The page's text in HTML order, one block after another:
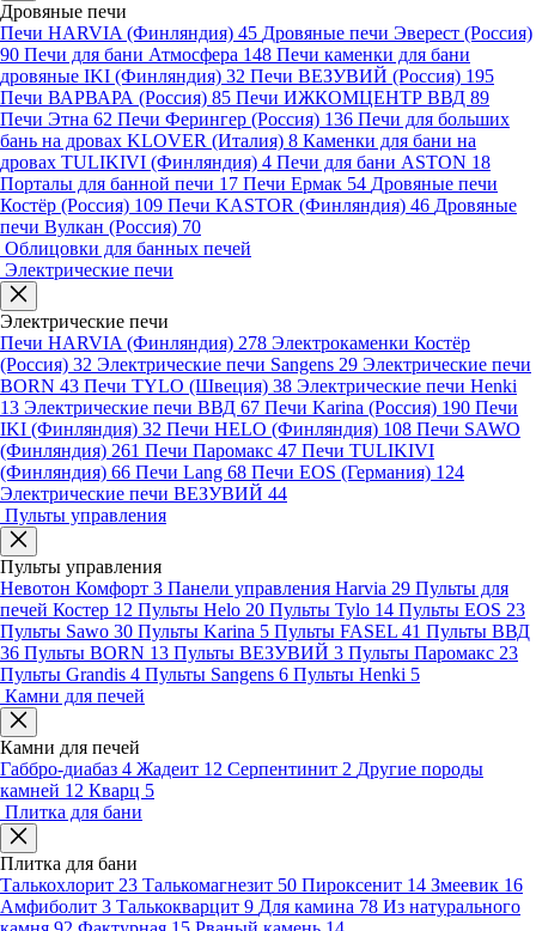
Дровяные печи
Печи HARVIA (Финляндия) 45 Дровяные печи Эверест (Россия)
90 Печи для бани Атмосфера 148 Печи каменки для бани
дровяные IKI (Финляндия) 32 Печи ВЕЗУВИЙ (Россия) 195
Печи ВАРВАРА (Россия) 85 Печи ИЖКОМЦЕНТР ВВД 89
Печи Этна 62 Печи Ферингер (Россия) 136 Печи для больших
бань на дровах KLOVER (Италия) 8 Каменки для бани на
дровах TULIKIVI (Финляндия) 4 Печи для бани ASTON 18
Порталы для банной печи 17 Печи Ермак 54 Дровяные печи
Костёр (Россия) 109 Печи KASTOR (Финляндия) 46 Дровяные
печи Вулкан (Россия) 70
Облицовки для банных печей
Электрические печи
Электрические печи
Печи HARVIA (Финляндия) 278 Электрокаменки Костёр
(Россия) 32 Электрические печи Sangens 29 Электрические печи
BORN 43 Печи TYLO (Швеция) 38 Электрические печи Henki
13 Электрические печи ВВД 67 Печи Karina (Россия) 190 Печи
IKI (Финляндия) 32 Печи HELO (Финляндия) 108 Печи SAWO
(Финляндия) 261 Печи Паромакс 47 Печи TULIKIVI
(Финляндия) 66 Печи Lang 68 Печи EOS (Германия) 124
Электрические печи ВЕЗУВИЙ 44
Пульты управления
Пульты управления
Невотон Комфорт 3 Панели управления Harvia 29 Пульты для
печей Костер 12 Пульты Helo 20 Пульты Tylo 14 Пульты EOS 23
Пульты Sawo 30 Пульты Karina 5 Пульты FASEL 41 Пульты ВВД
36 Пульты BORN 13 Пульты ВЕЗУВИЙ 3 Пульты Паромакс 23
Пульты Grandis 4 Пульты Sangens 6 Пульты Henki 5
Камни для печей
Камни для печей
Габбро-диабаз 4 Жадеит 12 Серпентинит 2 Другие породы
камней 12 Кварц 5
Плитка для бани
Плитка для бани
Талькохлорит 23 Талькомагнезит 50 Пироксенит 14 Змеевик 16
Амфиболит 3 Талькокварцит 9 Для камина 78 Из натурального